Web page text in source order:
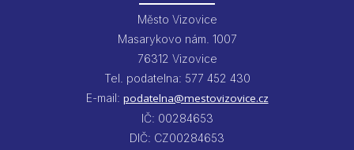
Město Vizovice
Masarykovo nám. 1007
76312 Vizovice
Tel. podatelna: 577 452 430
E-mail: podatelna@mestovizovice.cz
IČ: 00284653
DIČ: CZ00284653